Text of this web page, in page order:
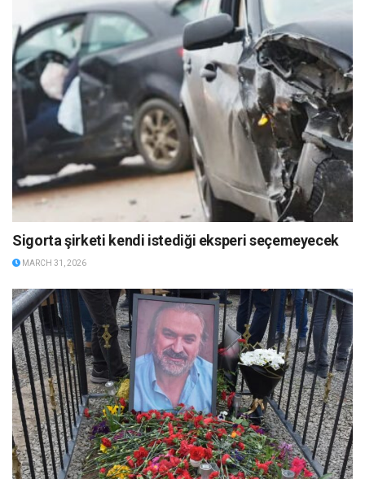
Sigorta şirketi kendi istediği eksperi seçemeyecek
MARCH 31, 2026